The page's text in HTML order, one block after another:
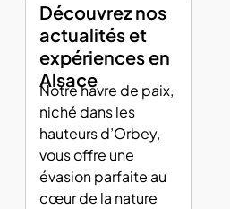
Découvrez nos
actualités et
expériences en
Alsace
Notre havre de paix,
niché dans les
hauteurs d’Orbey,
vous offre une
évasion parfaite au
cœur de la nature